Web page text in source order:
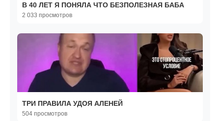
В 40 ЛЕТ Я ПОНЯЛА ЧТО БЕЗПОЛЕЗНАЯ БAБA
2 033 просмотров
ТРИ ПРАВИЛА УДОЯ АЛЕНЕЙ
504 просмотров